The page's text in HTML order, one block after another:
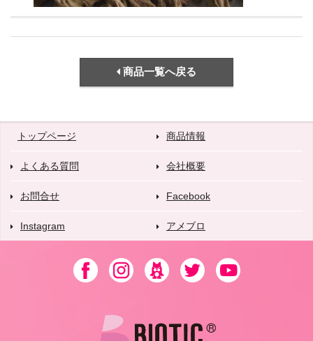
商品一覧へ戻る
トップページ 商品情報
よくある質問 会社概要
お問合せ Facebook
Instagram アメブロ